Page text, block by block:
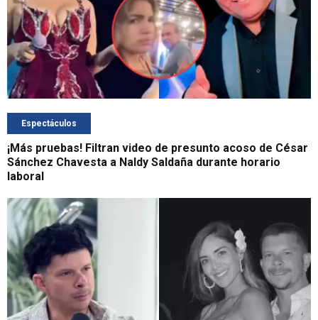
Espectáculos
¡Más pruebas! Filtran video de presunto acoso de César
Sánchez Chavesta a Naldy Saldaña durante horario
laboral